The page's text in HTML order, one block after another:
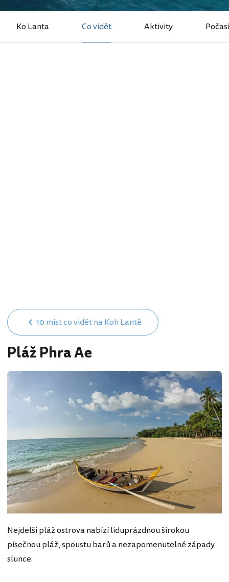
Ko Lanta Co vidět Aktivity Počasí
10 míst co vidět na Koh Lantě
Pláž Phra Ae
Nejdelší pláž ostrova nabízí liduprázdnou širokou
písečnou pláž, spoustu barů a nezapomenutelné západy
slunce.